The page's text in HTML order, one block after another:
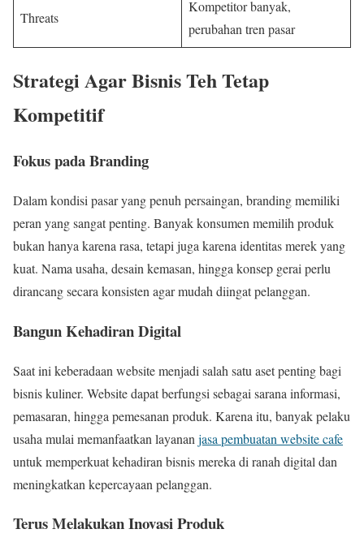
Threats
Kompetitor banyak,
perubahan tren pasar
Strategi Agar Bisnis Teh Tetap
Kompetitif
Fokus pada Branding
Dalam kondisi pasar yang penuh persaingan, branding memiliki
peran yang sangat penting. Banyak konsumen memilih produk
bukan hanya karena rasa, tetapi juga karena identitas merek yang
kuat. Nama usaha, desain kemasan, hingga konsep gerai perlu
dirancang secara konsisten agar mudah diingat pelanggan.
Bangun Kehadiran Digital
Saat ini keberadaan website menjadi salah satu aset penting bagi
bisnis kuliner. Website dapat berfungsi sebagai sarana informasi,
pemasaran, hingga pemesanan produk. Karena itu, banyak pelaku
usaha mulai memanfaatkan layanan jasa pembuatan website cafe
untuk memperkuat kehadiran bisnis mereka di ranah digital dan
meningkatkan kepercayaan pelanggan.
Terus Melakukan Inovasi Produk